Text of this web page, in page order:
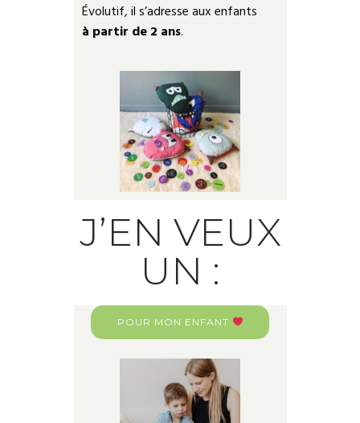
Évolutif, il s’adresse aux enfants
à partir de 2 ans.
J’EN VEUX
UN :
POUR MON ENFANT